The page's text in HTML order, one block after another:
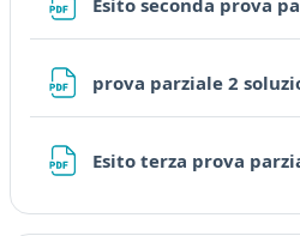
Esito seconda prova
prova parziale 2
Esito terza prova